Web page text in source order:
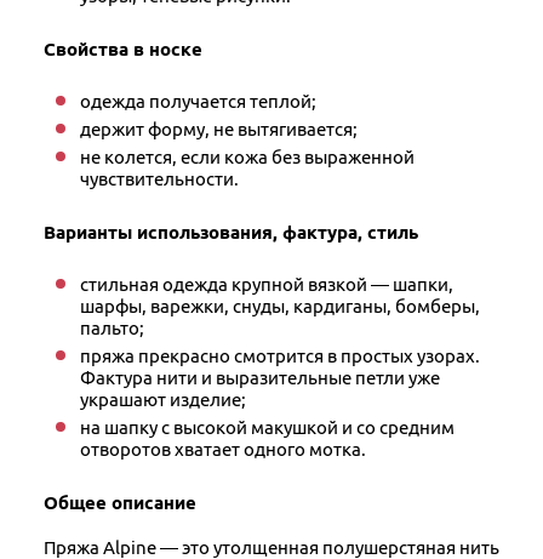
Свойства в носке
одежда получается теплой;
держит форму, не вытягивается;
не колется, если кожа без выраженной
чувствительности.
Варианты использования, фактура, стиль
стильная одежда крупной вязкой — шапки,
шарфы, варежки, снуды, кардиганы, бомберы,
пальто;
пряжа прекрасно смотрится в простых узорах.
Фактура нити и выразительные петли уже
украшают изделие;
на шапку с высокой макушкой и со средним
отворотов хватает одного мотка.
Общее описание
Пряжа Alpine — это утолщенная полушерстяная нить